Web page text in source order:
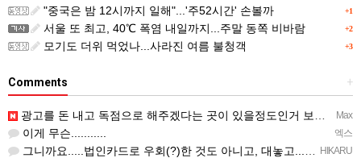
+1
"중국은 밤 12시까지 일해"...'주52시간' 손볼까
+2
서울 또 최고, 40℃ 폭염 내일까지...주말 동쪽 비바람
+3
모기도 더위 먹었나...사라진 여름 불청객
+
Comments
Max
광고를 돈 내고 독점으로 해주겠다는 곳이 있을정도인거 보면 어마어마한 게임은 맞는듯 ㅡ..ㅡ... 여태까지 …
엑스
이게 무슨...........
HIKARU
그니까요.....법인카드로 우회(?)한 것도 아니고, 대놓고...ㅋ ㅋ)